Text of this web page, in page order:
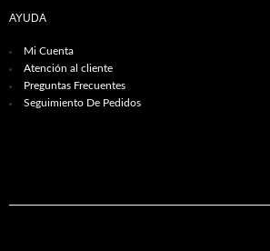
AYUDA
Mi Cuenta
Atención al cliente
Preguntas Frecuentes
Seguimiento De Pedidos